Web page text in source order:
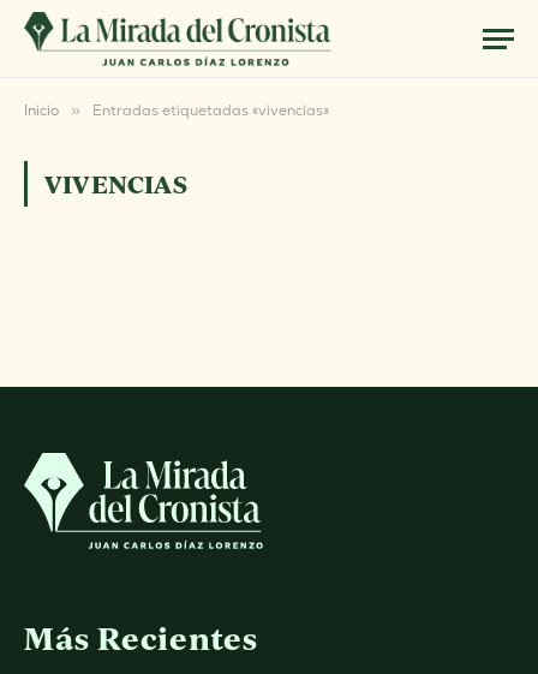
Inicio » Entradas etiquetadas «vivencias»
VIVENCIAS
Más Recientes